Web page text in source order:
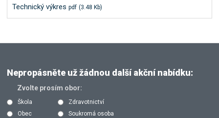
Technický výkres pdf (3.48 Kb)
Nepropásněte už žádnou další akční nabídku:
Zvolte prosím obor:
Škola
Zdravotnictví
Obec
Soukromá osoba